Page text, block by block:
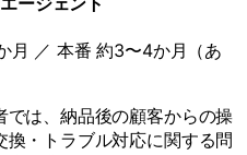
月 ／ 本番 約3〜4か月（あ
は、納品後の顧客からの操
・トラブル対応に関する問